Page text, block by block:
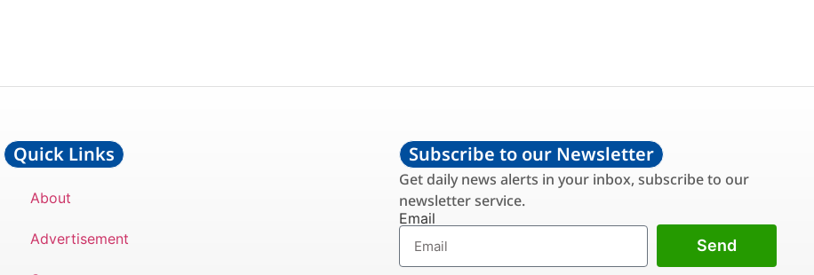
Quick Links
About
Advertisement
Subscribe to our Newsletter
Get daily news alerts in your inbox, subscribe to our
newsletter service.
Email
Send